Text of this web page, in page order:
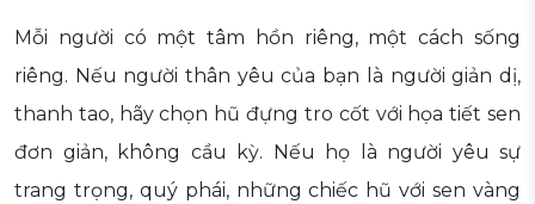
Mỗi người có một tâm hồn riêng, một cách sống
riêng. Nếu người thân yêu của bạn là người giản dị,
thanh tao, hãy chọn hũ đựng tro cốt với họa tiết sen
đơn giản, không cầu kỳ. Nếu họ là người yêu sự
trang trọng, quý phái, những chiếc hũ với sen vàng